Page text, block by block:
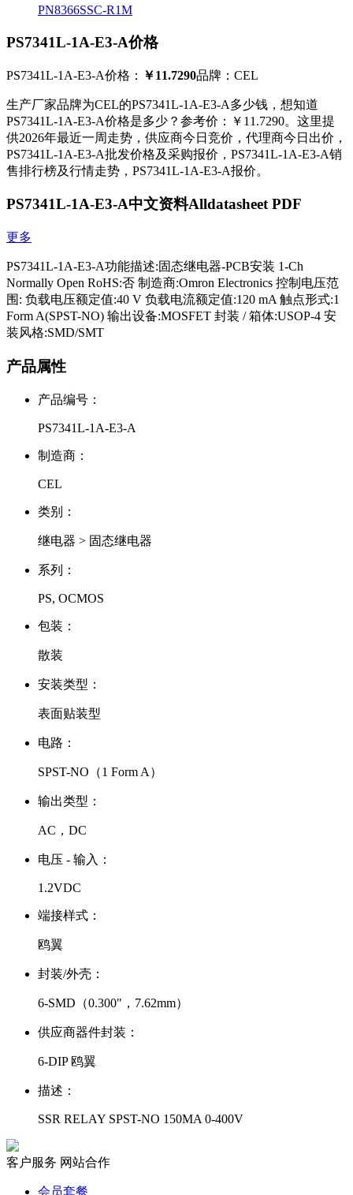
PN8366SSC-R1M
PS7341L-1A-E3-A价格
PS7341L-1A-E3-A价格： ￥11.7290品牌：CEL
生产厂家品牌为CEL的PS7341L-1A-E3-A多少钱，想知道
PS7341L-1A-E3-A价格是多少？参考价：
￥11.7290。这里提
供2026年最近一周走势，供应商今日竞价，代理商今日出价，
PS7341L-1A-E3-A批发价格及采购报价，PS7341L-1A-E3-A销
售排行榜及行情走势，PS7341L-1A-E3-A报价。
PS7341L-1A-E3-A中文资料Alldatasheet PDF
更多
PS7341L-1A-E3-A功能描述:固态继电器-PCB安装 1-Ch
Normally Open RoHS:否 制造商:Omron Electronics 控制电压范
围: 负载电压额定值:40 V 负载电流额定值:120 mA 触点形式:1
Form A(SPST-NO) 输出设备:MOSFET 封装 / 箱体:USOP-4 安
装风格:SMD/SMT
产品属性
产品编号：
PS7341L-1A-E3-A
制造商：
CEL
类别：
继电器 > 固态继电器
系列：
PS, OCMOS
包装：
散装
安装类型：
表面贴装型
电路：
SPST-NO（1 Form A）
输出类型：
AC，DC
电压 - 输入：
1.2VDC
端接样式：
鸥翼
封装/外壳：
6-SMD（0.300"，7.62mm）
供应商器件封装：
6-DIP 鸥翼
描述：
SSR RELAY SPST-NO 150MA 0-400V
客户服务 网站合作
会员套餐